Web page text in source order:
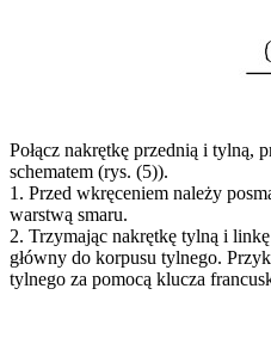
Połącz nakrętkę przednią i tylną,
schematem (rys. (5)).
1. Przed wkręceniem należy
warstwą smaru.
2. Trzymając nakrętkę tylną i
główny do korpusu tylnego.
tylnego za pomocą klucza